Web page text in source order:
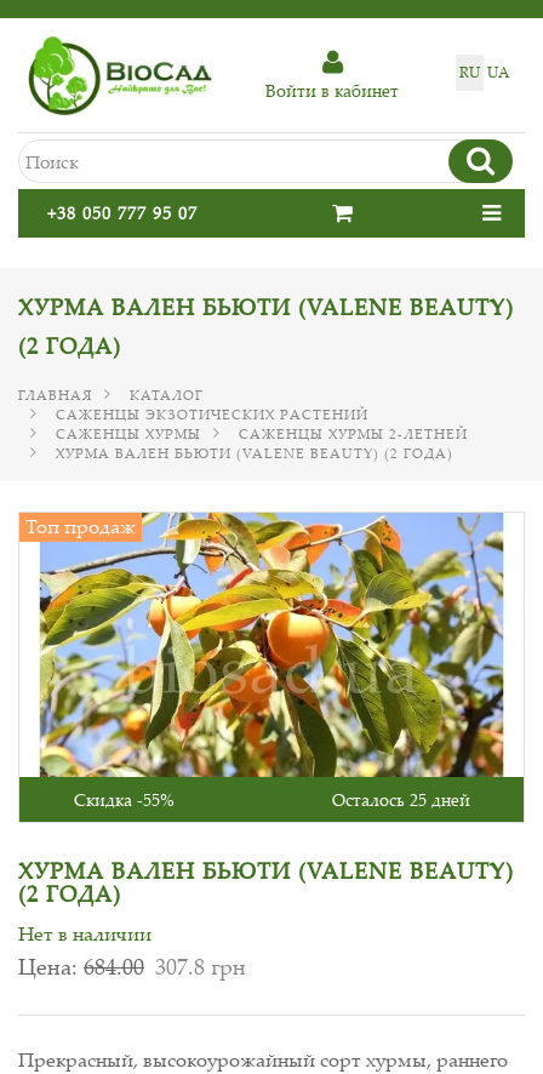
RU UA
Войти в кабинет
+38 050 777 95 07
ХУРМА ВАЛЕН БЬЮТИ (VALENE BEAUTY)
(2 ГОДА)
ГЛАВНАЯ
КАТАЛОГ
САЖЕНЦЫ ЭКЗОТИЧЕСКИХ РАСТЕНИЙ
САЖЕНЦЫ ХУРМЫ
САЖЕНЦЫ ХУРМЫ 2-ЛЕТНЕЙ
ХУРМА ВАЛЕН БЬЮТИ (VALENE BEAUTY) (2 ГОДА)
Топ продаж
Скидка -55% Осталось 25 дней
ХУРМА ВАЛЕН БЬЮТИ (VALENE BEAUTY)
(2 ГОДА)
Нет в наличии
Цена: 684.00 307.8 грн
Прекрасный, высокоурожайный сорт хурмы, раннего